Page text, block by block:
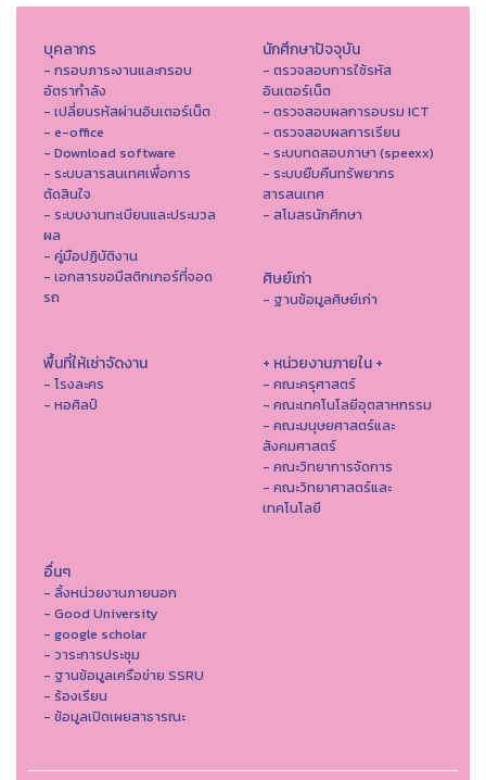
บุคลากร
- กรอบภาระงานและกรอบ
อัตรากำลัง
- เปลี่ยนรหัสผ่านอินเตอร์เน็ต
- e-office
- Download software
- ระบบสารสนเทศเพื่อการ
ตัดสินใจ
- ระบบงานทะเบียนและประมวล
ผล
- คู่มือปฏิบัติงาน
- เอกสารขอมีสติกเกอร์ที่จอด
รถ
นักศึกษาปัจจุบัน
- ตรวจสอบการใช้รหัส
อินเตอร์เน็ต
- ตรวจสอบผลการอบรม ICT
- ตรวจสอบผลการเรียน
- ระบบทดสอบภาษา (speexx)
- ระบบยืมคืนทรัพยากร
สารสนเทศ
- สโมสรนักศึกษา
ศิษย์เก่า
- ฐานข้อมูลศิษย์เก่า
พื้นที่ให้เช่าจัดงาน
- โรงละคร
- หอศิลป์
+ หน่วยงานภายใน +
- คณะครุศาสตร์
- คณะเทคโนโลยีอุตสาหกรรม
- คณะมนุษยศาสตร์และ
สังคมศาสตร์
- คณะวิทยาการจัดการ
- คณะวิทยาศาสตร์และ
เทคโนโลยี
อื่นๆ
- ลิ้งหน่วยงานภายนอก
- Good University
- google scholar
- วาระการประชุม
- ฐานข้อมูลเครือข่าย SSRU
- ร้องเรียน
- ข้อมูลเปิดเผยสาธารณะ